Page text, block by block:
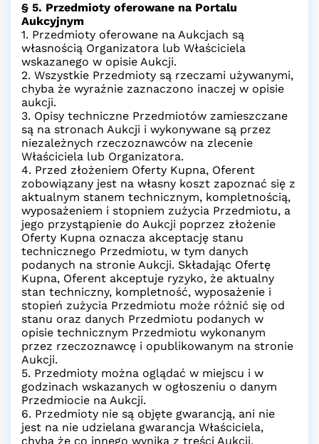
§ 5. Przedmioty oferowane na Portalu
Aukcyjnym
1. Przedmioty oferowane na Aukcjach są
własnością Organizatora lub Właściciela
wskazanego w opisie Aukcji.
2. Wszystkie Przedmioty są rzeczami używanymi,
chyba że wyraźnie zaznaczono inaczej w opisie
aukcji.
3. Opisy techniczne Przedmiotów zamieszczane
są na stronach Aukcji i wykonywane są przez
niezależnych rzeczoznawców na zlecenie
Właściciela lub Organizatora.
4. Przed złożeniem Oferty Kupna, Oferent
zobowiązany jest na własny koszt zapoznać się z
aktualnym stanem technicznym, kompletnością,
wyposażeniem i stopniem zużycia Przedmiotu, a
jego przystąpienie do Aukcji poprzez złożenie
Oferty Kupna oznacza akceptację stanu
technicznego Przedmiotu, w tym danych
podanych na stronie Aukcji. Składając Ofertę
Kupna, Oferent akceptuje ryzyko, że aktualny
stan techniczny, kompletność, wyposażenie i
stopień zużycia Przedmiotu może różnić się od
stanu oraz danych Przedmiotu podanych w
opisie technicznym Przedmiotu wykonanym
przez rzeczoznawcę i opublikowanym na stronie
Aukcji.
5. Przedmioty można oglądać w miejscu i w
godzinach wskazanych w ogłoszeniu o danym
Przedmiocie na Aukcji.
6. Przedmioty nie są objęte gwarancją, ani nie
jest na nie udzielana gwarancja Właściciela,
chyba że co innego wynika z treści Aukcji.